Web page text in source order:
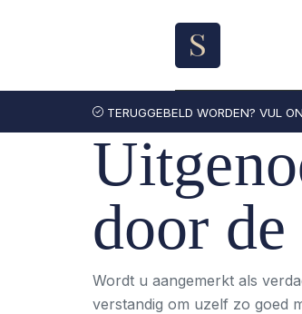
TERUGGEBELD WORDEN? VUL
door
Wordt u aangemerkt als
verstandig om uzelf zo goed